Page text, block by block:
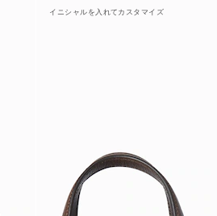
イニシャルを入れてカスタマイズ